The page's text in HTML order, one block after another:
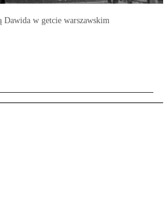
Dawida w getcie warszawskim